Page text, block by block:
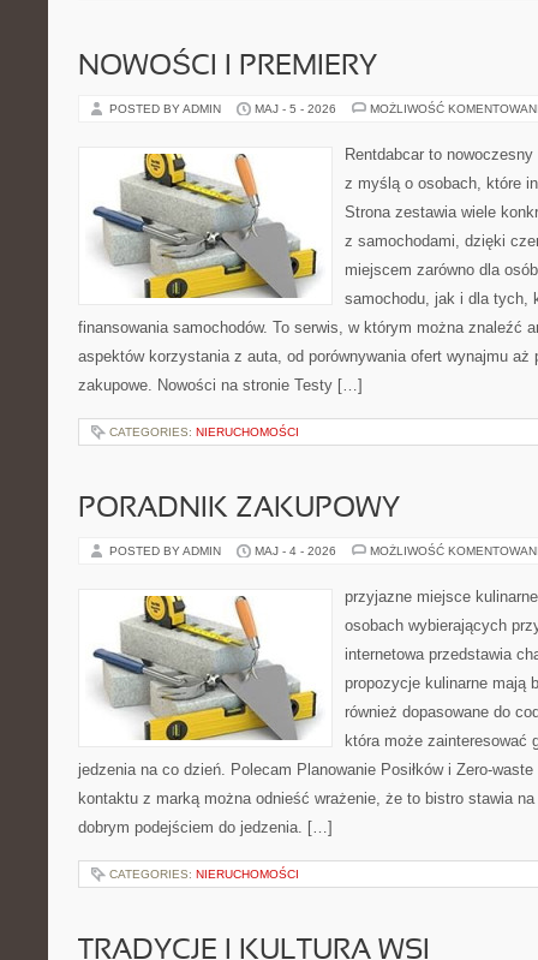
NOWOŚCI I PREMIERY
POSTED BY ADMIN MAJ - 5 - 2026 MOŻLIWOŚĆ
Rentdabcar to
z myślą o osobach, które
Strona zestawia wiele
z samochodami, dzięki
miejscem zarówno dla
samochodu, jak i dla tych,
finansowania samochodów. To serwis, w którym można znaleźć
aspektów korzystania z auta, od porównywania ofert wynajmu aż
zakupowe. Nowości na stronie Testy […]
CATEGORIES: NIERUCHOMOŚCI
PORADNIK ZAKUPOWY
POSTED BY ADMIN MAJ - 4 - 2026 MOŻLIWOŚĆ
przyjazne miejsce
osobach wybierających
internetowa przedstawia
propozycje kulinarne mają
również dopasowane do
która może zainteresować
jedzenia na co dzień. Polecam Planowanie Posiłków i Zero-
kontaktu z marką można odnieść wrażenie, że to bistro stawia na
dobrym podejściem do jedzenia. […]
CATEGORIES: NIERUCHOMOŚCI
TRADYCJE I KULTURA WSI